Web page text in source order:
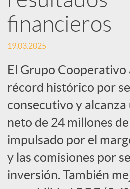
S
o
c
i
a
l
financieros
19.03.2025
El Grupo Cooperativo
récord histórico por
consecutivo y
neto de 24 millones
impulsado por el
y las comisiones por
inversión. También